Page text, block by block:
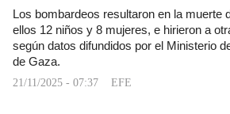
Los bombardeos resultaron en la muerte
ellos 12 niños y 8 mujeres, e hirieron a
según datos difundidos por el Ministerio
de Gaza.
21/11/2025 - 07:37 EFE